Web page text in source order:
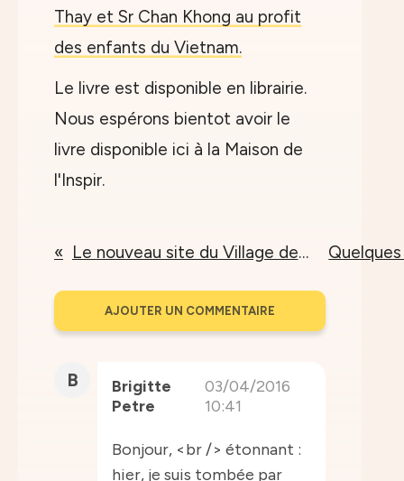
Thay et Sr Chan Khong au profit
des enfants du Vietnam.
Le livre est disponible en librairie.
Nous espérons bientot avoir le
livre disponible ici à la Maison de
l'Inspir.
Le nouveau site du Village des Pruniers
AJOUTER UN COMMENTAIRE
B
Brigitte
Petre
03/04/2016
10:41
Bonjour, <br /> étonnant :
hier, je suis tombée par